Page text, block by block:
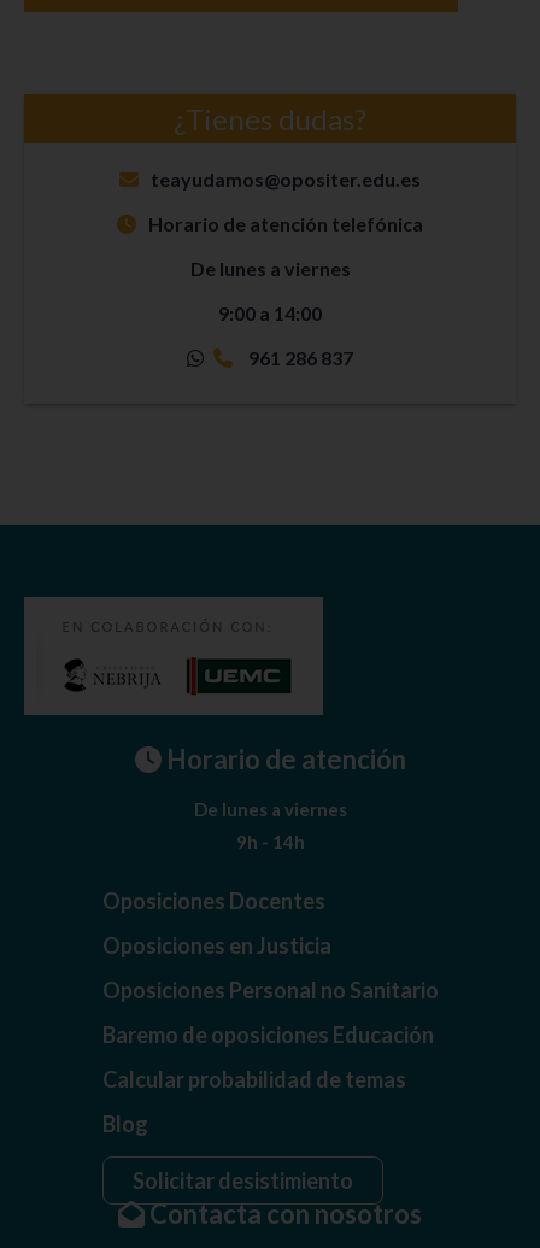
¿Tienes dudas?
teayudamos@opositer.edu.es
Horario de atención telefónica
De lunes a viernes
9:00 a 14:00
961 286 837
Horario de atención
De lunes a viernes
9h - 14h
Oposiciones Docentes
Oposiciones en Justicia
Oposiciones Personal no Sanitario
Baremo de oposiciones Educación
Calcular probabilidad de temas
Blog
Solicitar desistimiento
Contacta con nosotros